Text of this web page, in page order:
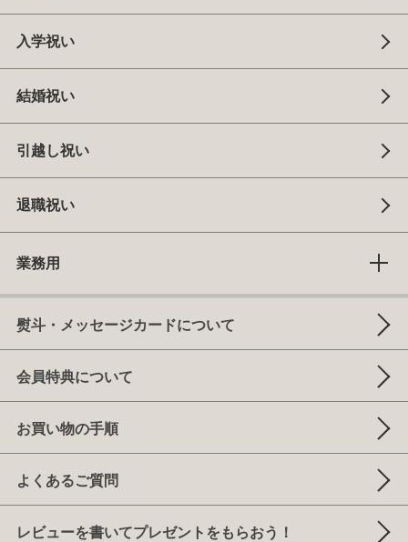
入学祝い
結婚祝い
引越し祝い
退職祝い
業務用
熨斗・メッセージカードについて
会員特典について
お買い物の手順
よくあるご質問
レビューを書いてプレゼントをもらおう！